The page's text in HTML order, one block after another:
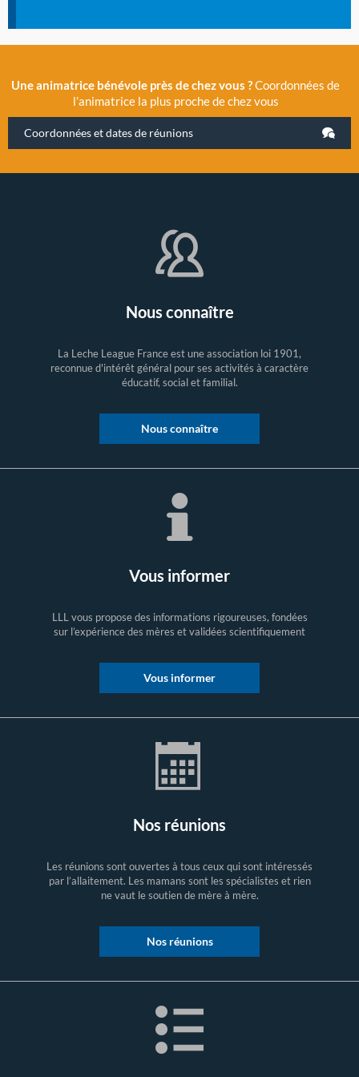
Une animatrice bénévole près de chez vous ?Coordonnées de
l’animatrice la plus proche de chez vous
Coordonnées et dates de réunions
Nous connaître
La Leche League France est une association loi 1901,
reconnue d'intérêt général pour ses activités à caractère
éducatif, social et familial.
Nous connaître
Vous informer
LLL vous propose des informations rigoureuses, fondées
sur l’expérience des mères et validées scientifiquement
Vous informer
Nos réunions
Les réunions sont ouvertes à tous ceux qui sont intéressés
par l’allaitement. Les mamans sont les spécialistes et rien
ne vaut le soutien de mère à mère.
Nos réunions